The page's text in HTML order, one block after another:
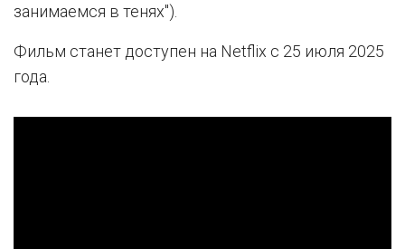
занимаемся в тенях").
Фильм станет доступен на Netflix с 25 июля 2025
года.